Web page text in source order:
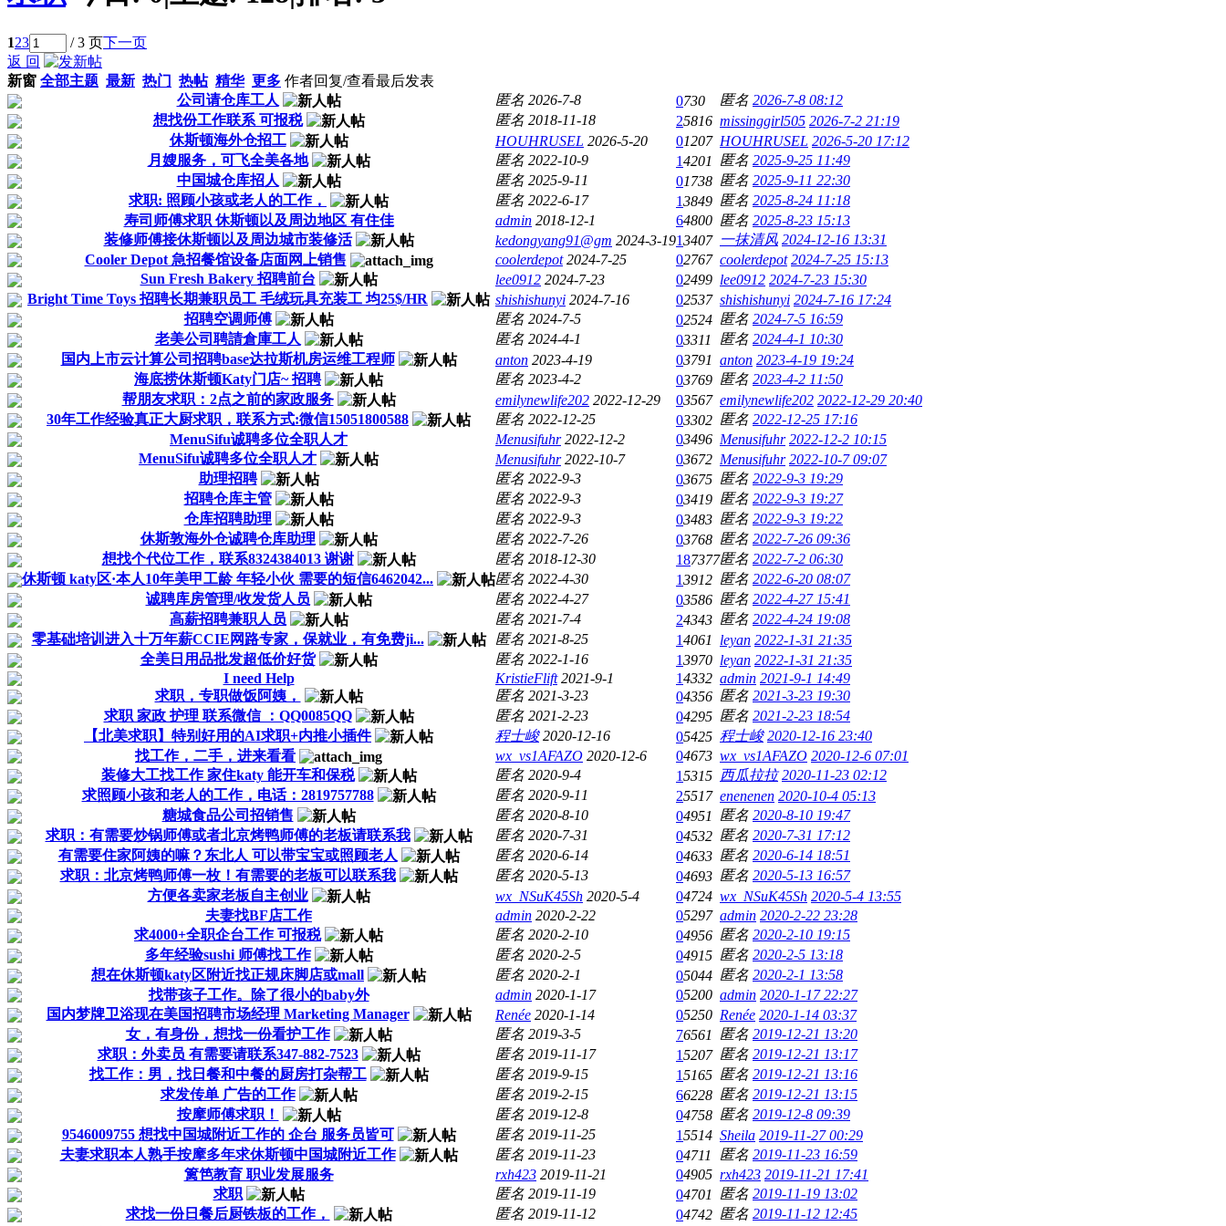
123 / 3 页下一页
返 回
新窗 全部主题 最新 热门 热帖 精华 更多 作者回复/查看最后发表
公司请仓库工人
匿名 2026-7-8 0730 匿名 2026-7-8 08:12
想找份工作联系 可报税
匿名 2018-11-18 25816 missinggirl505 2026-7-2 21:19
休斯顿海外仓招工
HOUHRUSEL 2026-5-20 01207 HOUHRUSEL 2026-5-20 17:12
月嫂服务，可飞全美各地
匿名 2022-10-9 14201 匿名 2025-9-25 11:49
中国城仓库招人
匿名 2025-9-11 01738 匿名 2025-9-11 22:30
求职: 照顾小孩或老人的工作，
匿名 2022-6-17 13849 匿名 2025-8-24 11:18
寿司师傅求职 休斯顿以及周边地区 有住佳
admin 2018-12-1 64800 匿名 2025-8-23 15:13
装修师傅接休斯顿以及周边城市装修活
kedongyang91@gm 2024-3-1913407 一抹清风 2024-12-16 13:31
Cooler Depot 急招餐馆设备店面网上销售
coolerdepot 2024-7-25 02767 coolerdepot 2024-7-25 15:13
Sun Fresh Bakery 招聘前台
lee0912 2024-7-23 02499 lee0912 2024-7-23 15:30
Bright Time Toys 招聘长期兼职员工 毛绒玩具充装工 均25$/HR
shishishunyi 2024-7-16 02537 shishishunyi 2024-7-16 17:24
招聘空调师傅
匿名 2024-7-5 02524 匿名 2024-7-5 16:59
老美公司聘請倉庫工人
匿名 2024-4-1 03311 匿名 2024-4-1 10:30
国内上市云计算公司招聘base达拉斯机房运维工程师
anton 2023-4-19 03791 anton 2023-4-19 19:24
海底捞休斯顿Katy门店~ 招聘
匿名 2023-4-2 03769 匿名 2023-4-2 11:50
帮朋友求职：2点之前的家政服务
emilynewlife202 2022-12-29 03567 emilynewlife202 2022-12-29 20:40
30年工作经验真正大厨求职，联系方式:微信15051800588
匿名 2022-12-25 03302 匿名 2022-12-25 17:16
MenuSifu诚聘多位全职人才
Menusifuhr 2022-12-2 03496 Menusifuhr 2022-12-2 10:15
MenuSifu诚聘多位全职人才
Menusifuhr 2022-10-7 03672 Menusifuhr 2022-10-7 09:07
助理招聘
匿名 2022-9-3 03675 匿名 2022-9-3 19:29
招聘仓库主管
匿名 2022-9-3 03419 匿名 2022-9-3 19:27
仓库招聘助理
匿名 2022-9-3 03483 匿名 2022-9-3 19:22
休斯敦海外仓诚聘仓库助理
匿名 2022-7-26 03768 匿名 2022-7-26 09:36
想找个代位工作，联系8324384013 谢谢
匿名 2018-12-30 187377匿名 2022-7-2 06:30
休斯顿 katy区·本人10年美甲工龄 年轻小伙 需要的短信6462042...
匿名 2022-4-30 13912 匿名 2022-6-20 08:07
诚聘库房管理/收发货人员
匿名 2022-4-27 03586 匿名 2022-4-27 15:41
高薪招聘兼职人员
匿名 2021-7-4 24343 匿名 2022-4-24 19:08
零基础培训进入十万年薪CCIE网路专家，保就业，有免费ji...
匿名 2021-8-25 14061 leyan 2022-1-31 21:35
全美日用品批发超低价好货
匿名 2022-1-16 13970 leyan 2022-1-31 21:35
I need Help
KristieFlift 2021-9-1 14332 admin 2021-9-1 14:49
求职，专职做饭阿姨，
匿名 2021-3-23 04356 匿名 2021-3-23 19:30
求职 家政 护理 联系微信 ：QQ0085QQ
匿名 2021-2-23 04295 匿名 2021-2-23 18:54
【北美求职】特别好用的AI求职+内推小插件
程士峻 2020-12-16 05425 程士峻 2020-12-16 23:40
找工作，二手，进来看看
wx_vs1AFAZO 2020-12-6 04673 wx_vs1AFAZO 2020-12-6 07:01
装修大工找工作 家住katy 能开车和保税
匿名 2020-9-4 15315 西瓜拉拉 2020-11-23 02:12
求照顾小孩和老人的工作，电话：2819757788
匿名 2020-9-11 25517 enenenen 2020-10-4 05:13
糖城食品公司招销售
匿名 2020-8-10 04951 匿名 2020-8-10 19:47
求职：有需要炒锅师傅或者北京烤鸭师傅的老板请联系我
匿名 2020-7-31 04532 匿名 2020-7-31 17:12
有需要住家阿姨的嘛？东北人 可以带宝宝或照顾老人
匿名 2020-6-14 04633 匿名 2020-6-14 18:51
求职：北京烤鸭师傅一枚！有需要的老板可以联系我
匿名 2020-5-13 04693 匿名 2020-5-13 16:57
方便各卖家老板自主创业
wx_NSuK45Sh 2020-5-4 04724 wx_NSuK45Sh 2020-5-4 13:55
夫妻找BF店工作
admin 2020-2-22 05297 admin 2020-2-22 23:28
求4000+全职企台工作 可报税
匿名 2020-2-10 04956 匿名 2020-2-10 19:15
多年经验sushi 师傅找工作
匿名 2020-2-5 04915 匿名 2020-2-5 13:18
想在休斯顿katy区附近找正规床脚店或mall
匿名 2020-2-1 05044 匿名 2020-2-1 13:58
找带孩子工作。除了很小的baby外
admin 2020-1-17 05200 admin 2020-1-17 22:27
国内梦牌卫浴现在美国招聘市场经理 Marketing Manager
Renée 2020-1-14 05250 Renée 2020-1-14 03:37
女，有身份，想找一份看护工作
匿名 2019-3-5 76561 匿名 2019-12-21 13:20
求职：外卖员 有需要请联系347-882-7523
匿名 2019-11-17 15207 匿名 2019-12-21 13:17
找工作：男，找日餐和中餐的厨房打杂帮工
匿名 2019-9-15 15165 匿名 2019-12-21 13:16
求发传单 广告的工作
匿名 2019-2-15 66228 匿名 2019-12-21 13:15
按摩师傅求职！
匿名 2019-12-8 04758 匿名 2019-12-8 09:39
9546009755 想找中国城附近工作的 企台 服务员皆可
匿名 2019-11-25 15514 Sheila 2019-11-27 00:29
夫妻求职本人熟手按摩多年求休斯顿中国城附近工作
匿名 2019-11-23 04711 匿名 2019-11-23 16:59
篱笆教育 职业发展服务
rxh423 2019-11-21 04905 rxh423 2019-11-21 17:41
求职
匿名 2019-11-19 04701 匿名 2019-11-19 13:02
求找一份日餐后厨铁板的工作，
匿名 2019-11-12 04742 匿名 2019-11-12 12:45